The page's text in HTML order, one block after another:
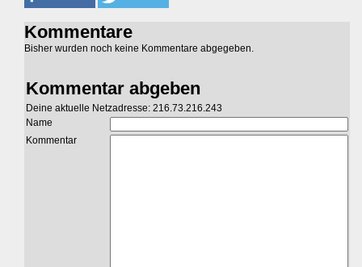
Kommentare
Bisher wurden noch keine Kommentare abgegeben.
Kommentar abgeben
Deine aktuelle Netzadresse: 216.73.216.243
Name
Kommentar